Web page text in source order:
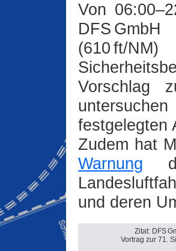
Von
DFS
(610 ft‍/‍
Vorschlag
festgelegten
Zudem hat
Warnung
und deren
Zitat: DFS
Vortrag zur 71.